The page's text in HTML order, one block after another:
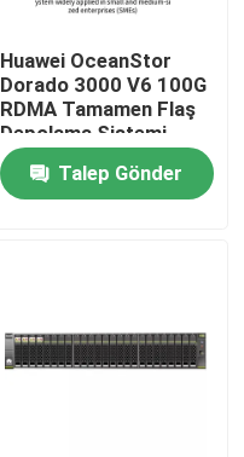
Huawei OceanStor
Dorado 3000 V6 100G
RDMA Tamamen Flaş
Depolama Sistemi
Talep Gönder